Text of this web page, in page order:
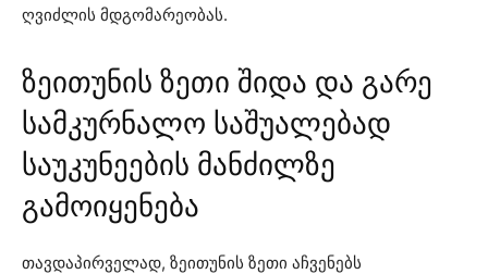
ღვიძლის მდგომარეობას.
ზეითუნის ზეთი შიდა და გარე
სამკურნალო საშუალებად
საუკუნეების მანძილზე
გამოიყენება
თავდაპირველად, ზეითუნის ზეთი აჩვენებს